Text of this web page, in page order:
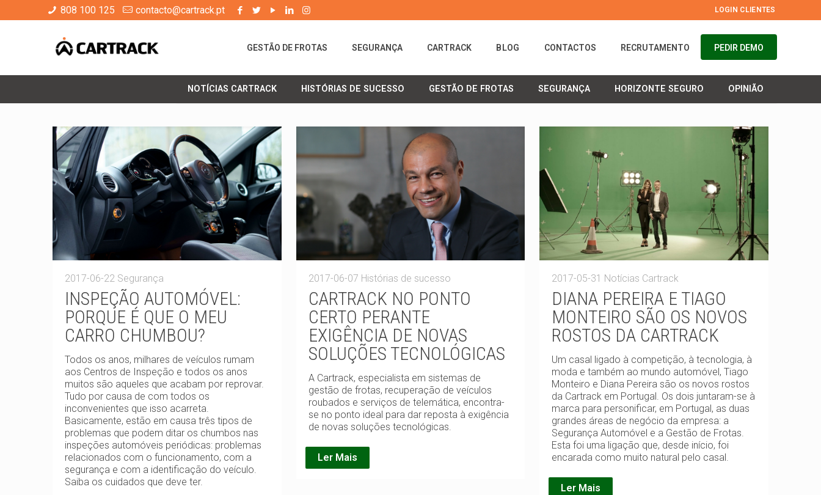
808 100 125 contacto@cartrack.pt LOGIN CLIENTES
GESTÃO DE FROTAS SEGURANÇA CARTRACK BLOG
NOTÍCIAS CARTRACK HISTÓRIAS DE SUCESSO GESTÃO DE FROTAS SEGURANÇA HORIZONTE SEGURO OPINIÃO
CONTACTOS RECRUTAMENTO PEDIR DEMO
2017-06-22 Segurança
INSPEÇÃO AUTOMÓVEL:
PORQUE É QUE O MEU
CARRO CHUMBOU?
Todos os anos, milhares de veículos rumam
aos Centros de Inspeção e todos os anos
muitos são aqueles que acabam por reprovar.
Tudo por causa de com todos os
inconvenientes que isso acarreta.
Basicamente, estão em causa três tipos de
problemas que podem ditar os chumbos nas
inspeções automóveis periódicas: problemas
relacionados com o funcionamento, com a
segurança e com a identificação do veículo.
Saiba os cuidados que deve ter.
2017-06-07 Histórias de sucesso
CARTRACK NO PONTO
CERTO PERANTE
EXIGÊNCIA DE NOVAS
SOLUÇÕES TECNOLÓGICAS
A Cartrack, especialista em sistemas de
gestão de frotas, recuperação de veículos
roubados e serviços de telemática, encontra-
se no ponto ideal para dar reposta à exigência
de novas soluções tecnológicas.
Ler Mais
2017-05-31 Notícias Cartrack
DIANA PEREIRA E TIAGO
MONTEIRO SÃO OS NOVOS
ROSTOS DA CARTRACK
Um casal ligado à competição, à tecnologia, à
moda e também ao mundo automóvel, Tiago
Monteiro e Diana Pereira são os novos rostos
da Cartrack em Portugal. Os dois juntaram-se à
marca para personificar, em Portugal, as duas
grandes áreas de negócio da empresa: a
Segurança Automóvel e a Gestão de Frotas.
Esta foi uma ligação que, desde início, foi
encarada como muito natural pelo casal.
Ler Mais